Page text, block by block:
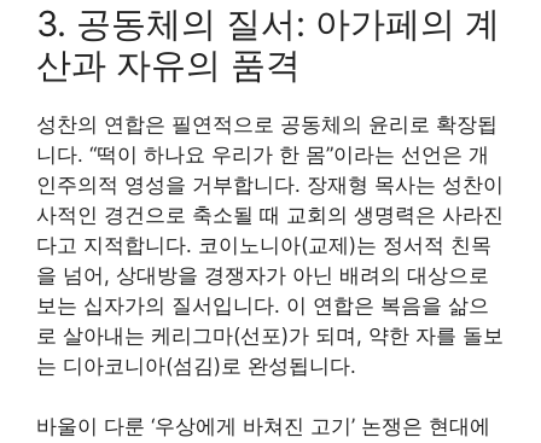
3. 공동체의 질서: 아가페의 계
산과 자유의 품격
성찬의 연합은 필연적으로 공동체의 윤리로 확장됩
니다. “떡이 하나요 우리가 한 몸”이라는 선언은 개
인주의적 영성을 거부합니다. 장재형 목사는 성찬이
사적인 경건으로 축소될 때 교회의 생명력은 사라진
다고 지적합니다. 코이노니아(교제)는 정서적 친목
을 넘어, 상대방을 경쟁자가 아닌 배려의 대상으로
보는 십자가의 질서입니다. 이 연합은 복음을 삶으
로 살아내는 케리그마(선포)가 되며, 약한 자를 돌보
는 디아코니아(섬김)로 완성됩니다.
바울이 다룬 ‘우상에게 바쳐진 고기’ 논쟁은 현대에